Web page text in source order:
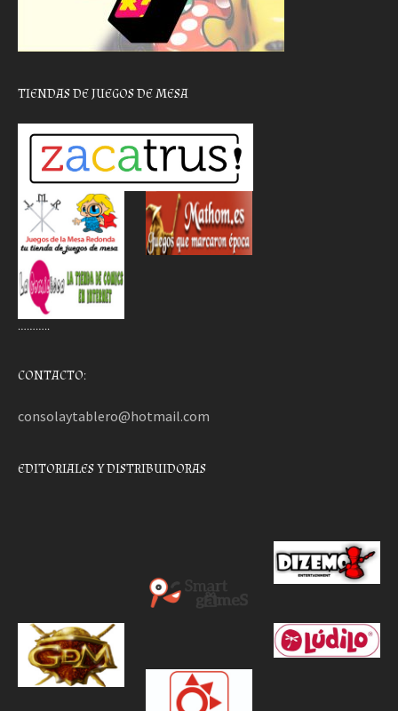
TIENDAS DE JUEGOS DE MESA
………..
CONTACTO:
consolaytablero@hotmail.com
EDITORIALES Y DISTRIBUIDORAS